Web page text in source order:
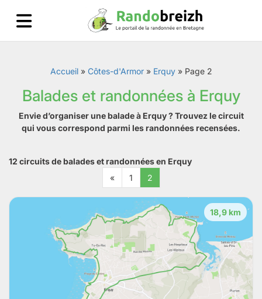
Accueil» Côtes-d'Armor» Erquy» Page 2
Balades et randonnées à Erquy
Envie d’organiser une balade à Erquy ? Trouvez le circuit
qui vous correspond parmi les randonnées recensées.
12 circuits de balades et randonnées en Erquy
«
1 2
18,9 km